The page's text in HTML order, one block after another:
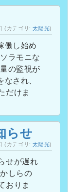
(カテゴリ:太陽光)
だけま
らせ
(カテゴリ:太陽光)
せが遅れ
おりま